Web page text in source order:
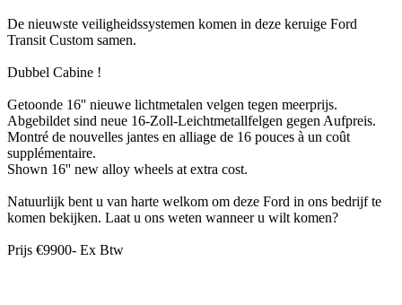
De nieuwste veiligheidssystemen komen in deze keruige Ford
Transit Custom samen.
Dubbel Cabine !
Getoonde 16'' nieuwe lichtmetalen velgen tegen meerprijs.
Abgebildet sind neue 16-Zoll-Leichtmetallfelgen gegen Aufpreis.
Montré de nouvelles jantes en alliage de 16 pouces à un coût
supplémentaire.
Shown 16'' new alloy wheels at extra cost.
Natuurlijk bent u van harte welkom om deze Ford in ons bedrijf te
komen bekijken. Laat u ons weten wanneer u wilt komen?
Prijs €9900- Ex Btw